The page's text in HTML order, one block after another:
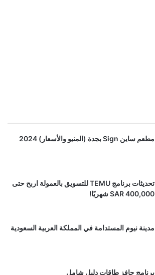
مطعم ساين Sign بجدة (المنيو والأسعار) 2024
تحديثات برنامج TEMU للتسويق بالعمولة اربح حتى
SAR 400,000 شهريًا!
مدينة نيوم المستدامة في المملكة العربية السعودية
برنامج حافز طاقات دليل شامل